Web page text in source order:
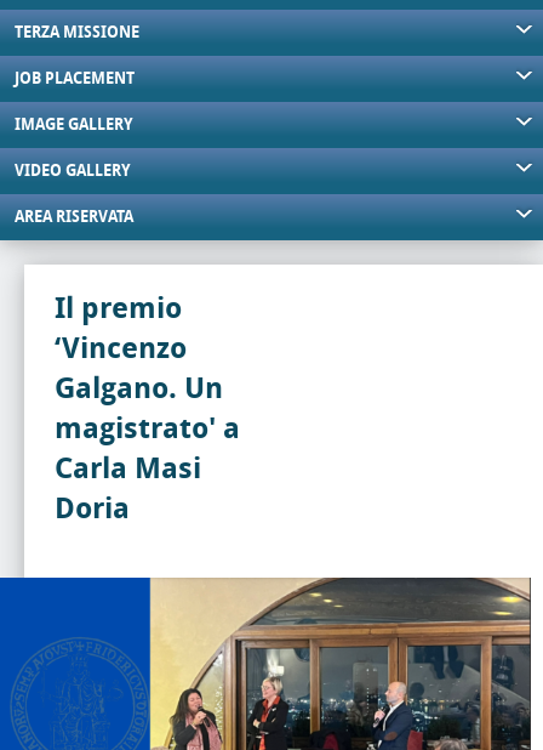
TERZA MISSIONE
JOB PLACEMENT
IMAGE GALLERY
VIDEO GALLERY
AREA RISERVATA
Il premio
‘Vincenzo
Galgano. Un
magistrato' a
Carla Masi
Doria